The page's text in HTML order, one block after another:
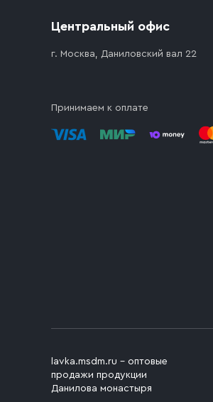
Центральный офис
г. Москва, Даниловский вал 22
Принимаем к оплате
lavka.msdm.ru – оптовые
продажи продукции
Данилова монастыря